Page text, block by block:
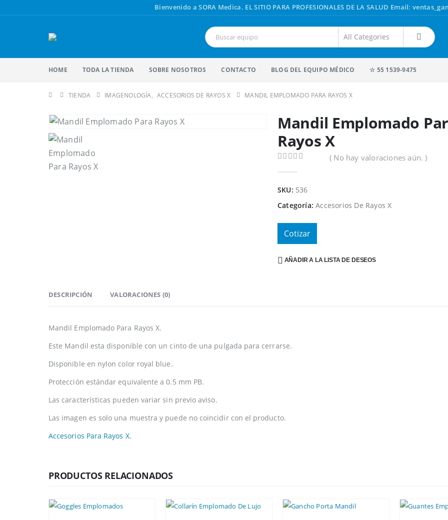
Bienvenido a SORA Medica. EL SITIO PARA PROFESIONALES DE LA SALUD Email:
HOME TODA LA TIENDA SOBRE NOSOTROS CONTACTO BLOG DEL EQUIPO MÉDICO ☆ 55 1539-9475
TIENDA IMAGENOLOGÍA, ACCESORIOS DE RAYOS X MANDIL EMPLOMADO PARA RAYOS X
Mandil Emplomado
Rayos X
( No hay valoraciones aún. )
SKU: 536
Categoría:Accesorios De Rayos X
Cotizar
AÑADIR A LA LISTA DE DESEOS
DESCRIPCIÓN VALORACIONES (0)
Mandil Emplomado Para Rayos X.
Este Mandil esta disponible con un cinto de una pulgada para cerrarse.
Disponible en nylon color royal blue.
Protección estándar equivalente a 0.5 mm PB.
Las características pueden variar sin previo aviso.
Las imagen es solo una muestra y puede no coincidir con el producto.
Accesorios Para Rayos X.
PRODUCTOS RELACIONADOS